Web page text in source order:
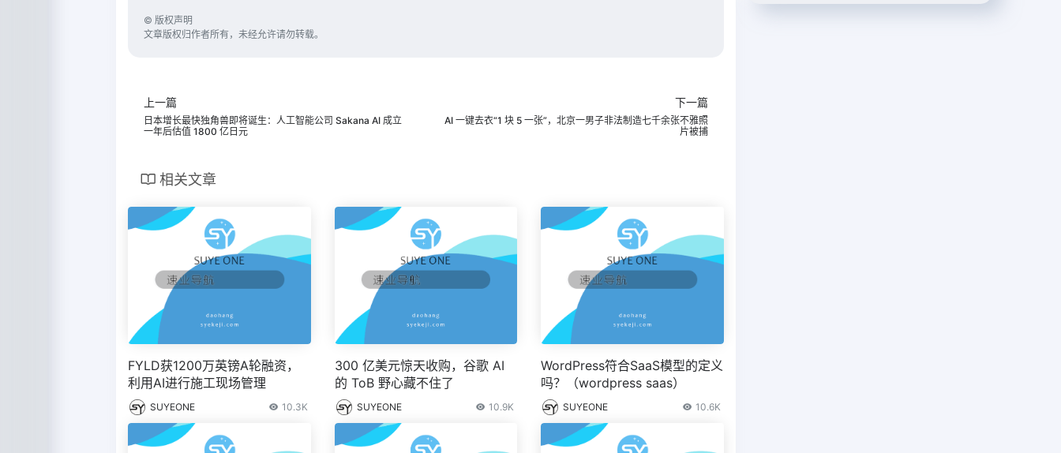
© 版权声明
文章版权归作者所有，未经允许请勿转载。
上一篇
日本增长最快独角兽即将诞生：人工智能公司 Sakana AI 成立
一年后估值 1800 亿日元
下一篇
AI 一键去衣“1 块 5 一张”，北京一男子非法制造七千余张不雅照
片被捕
相关文章
FYLD获1200万英镑A轮融资，
利用AI进行施工现场管理
SUYEONE 10.3K
300 亿美元惊天收购，谷歌 AI
的 ToB 野心藏不住了
SUYEONE 10.9K
WordPress符合SaaS模型的定义
吗？（wordpress saas）
SUYEONE 10.6K